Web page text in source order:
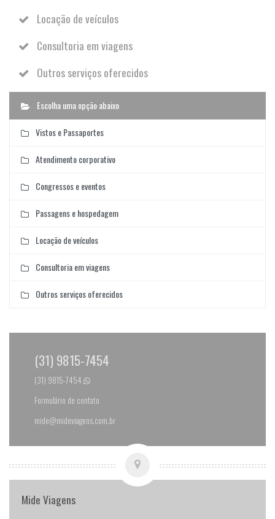
Locação de veículos
Consultoria em viagens
Outros serviços oferecidos
Escolha uma opção abaixo
Vistos e Passaportes
Atendimento corporativo
Congressos e eventos
Passagens e hospedagem
Locação de veículos
Consultoria em viagens
Outros serviços oferecidos
(31) 9815-7454
(31) 9815-7454
Formulário de contato
mide@mideviagens.com.br
Mide Viagens